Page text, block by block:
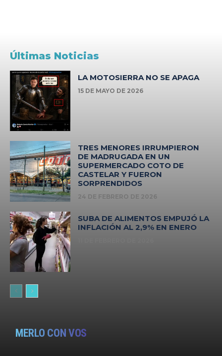
Últimas Noticias
LA MOTOSIERRA NO SE APAGA
15 DE MAYO DE 2026
TRES MENORES IRRUMPIERON
DE MADRUGADA EN UN
SUPERMERCADO COTO DE
CASTELAR Y FUERON
SORPRENDIDOS
24 DE FEBRERO DE 2026
SUBA DE ALIMENTOS EMPUJÓ LA
INFLACIÓN AL 2,9% EN ENERO
MERLO CON VOS